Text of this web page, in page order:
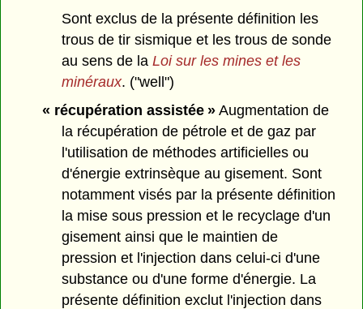
Sont exclus de la présente définition les
trous de tir sismique et les trous de sonde
au sens de laLoi sur les mines et les
minéraux. ("well")
« récupération assistée »Augmentation de
la récupération de pétrole et de gaz par
l'utilisation de méthodes artificielles ou
d'énergie extrinsèque au gisement. Sont
notamment visés par la présente définition
la mise sous pression et le recyclage d'un
gisement ainsi que le maintien de
pression et l'injection dans celui-ci d'une
substance ou d'une forme d'énergie. La
présente définition exclut l'injection dans